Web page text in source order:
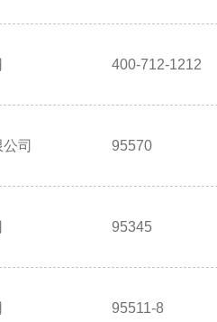
400-712-1212
司 95570
95345
95511-8